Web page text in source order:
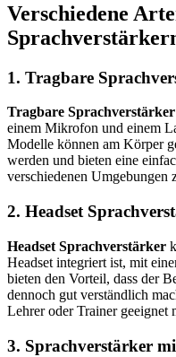
Verschiedene
1. Tragbare
Tragbare Sprachverstärker
einem Mikrofon und einem
Modelle können am Körper
werden und bieten eine
verschiedenen Umgebungen
2. Headset
Headset Sprachverstärker
Headset integriert ist, mit
bieten den Vorteil, dass der
dennoch gut verständlich
Lehrer oder Trainer geeignet
3. Sprachverstärker